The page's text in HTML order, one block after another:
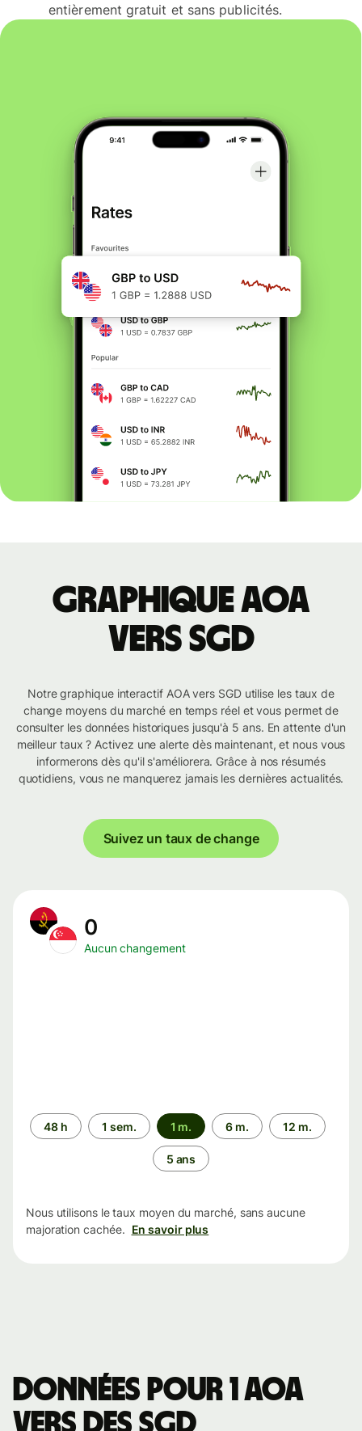
entièrement gratuit et sans publicités.
Graphique AOA
vers SGD
Notre graphique interactif AOA vers SGD utilise les taux de
change moyens du marché en temps réel et vous permet de
consulter les données historiques jusqu'à 5 ans. En attente d'un
meilleur taux ? Activez une alerte dès maintenant, et nous vous
informerons dès qu'il s'améliorera. Grâce à nos résumés
quotidiens, vous ne manquerez jamais les dernières actualités.
Suivez un taux de change
0
Aucun changement
Période
48 h 1 sem. 1 m. 6 m. 12 m.
5 ans
Nous utilisons le taux moyen du marché, sans aucune
majoration cachée. En savoir plus
Données pour 1 AOA